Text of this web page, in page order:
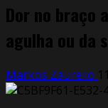
Dor no braço
agulha ou da
Markos Zaurelio